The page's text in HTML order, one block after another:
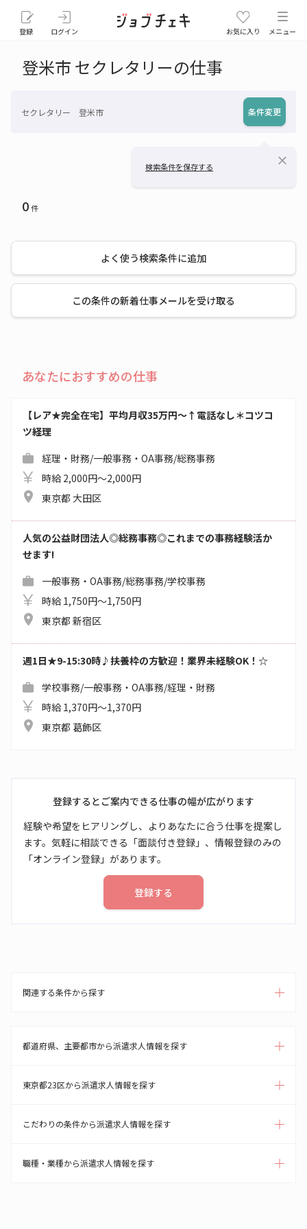
登録 ログイン お気に入り メニュー
登米市 セクレタリーの仕事
セクレタリー 登米市 条件変更
検索条件を保存する close
0件
よく使う検索条件に追加
この条件の新着仕事メールを受け取る
あなたにおすすめの仕事
【レア★完全在宅】平均月収35万円～↑電話なし＊コツコ
ツ経理
経理・財務/一般事務・OA事務/総務事務
時給 2,000円～2,000円
東京都 大田区
人気の公益財団法人◎総務事務◎これまでの事務経験活か
せます!
一般事務・OA事務/総務事務/学校事務
時給 1,750円～1,750円
東京都 新宿区
週1日★9-15:30時♪扶養枠の方歓迎！業界未経験OK！☆
学校事務/一般事務・OA事務/経理・財務
時給 1,370円～1,370円
東京都 葛飾区
登録するとご案内できる仕事の幅が広がります
経験や希望をヒアリングし、よりあなたに合う仕事を提案し
ます。気軽に相談できる「面談付き登録」、情報登録のみの
「オンライン登録」があります。
登録する
関連する条件から探す
都道府県、主要都市から派遣求人情報を探す
東京都23区から派遣求人情報を探す
こだわりの条件から派遣求人情報を探す
職種・業種から派遣求人情報を探す